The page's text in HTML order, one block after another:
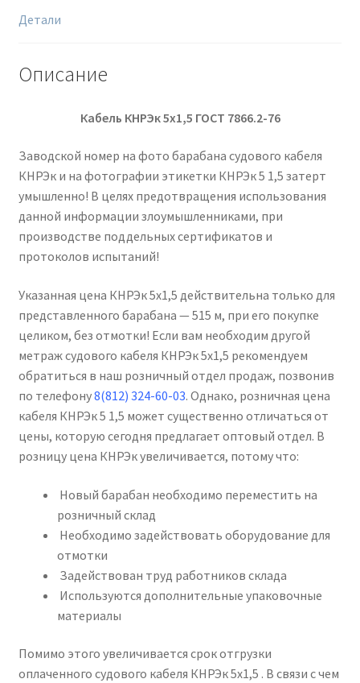
Детали
Описание
Кабель КНРЭк 5х1,5 ГОСТ 7866.2-76
Заводской номер на фото барабана судового кабеля
КНРЭк и на фотографии этикетки КНРЭк 5 1,5 затерт
умышленно! В целях предотвращения использования
данной информации злоумышленниками, при
производстве поддельных сертификатов и
протоколов испытаний!
Указанная цена КНРЭк 5х1,5 действительна только для
представленного барабана — 515 м, при его покупке
целиком, без отмотки! Если вам необходим другой
метраж судового кабеля КНРЭк 5х1,5 рекомендуем
обратиться в наш розничный отдел продаж, позвонив
по телефону8(812) 324-60-03. Однако, розничная цена
кабеля КНРЭк 5 1,5 может существенно отличаться от
цены, которую сегодня предлагает оптовый отдел. В
розницу цена КНРЭк увеличивается, потому что:
Новый барабан необходимо переместить на
розничный склад
Необходимо задействовать оборудование для
отмотки
Задействован труд работников склада
Используются дополнительные упаковочные
материалы
Помимо этого увеличивается срок отгрузки
оплаченного судового кабеля КНРЭк 5х1,5 . В связи с чем